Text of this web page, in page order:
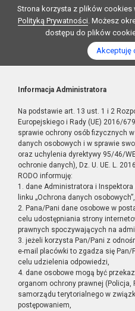
Strona korzysta z plików cookies
Polityką Prywatności. Możesz
dostępu do plików
Akceptuję
Informacja Administratora
Na podstawie art. 13 ust. 1 i 2
Europejskiego i Rady (UE) 2016/
sprawie ochrony osób fizycznych
danych osobowych i w sprawie
oraz uchylenia dyrektywy 95/46/
ochronie danych), Dz. U. UE. L.
RODO informuję:
1. dane Administratora i
linku „Ochrona danych osobowych”,
2. Pana/Pani dane osobowe w
celu udostępniania strony
prawnych spoczywających na
3. jeżeli korzysta Pan/Pani z
e-mail placówki to zgadza się
celu udzielenia odpowiedzi,
4. dane osobowe mogą być
organom ochrony prawnej (Policja,
samorządu terytorialnego w
postępowaniem,